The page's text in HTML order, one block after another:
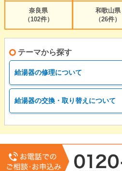
奈良県
（102件）
和歌山県
（26件）
テーマから探す
給湯器の修理について
給湯器の交換・取り替えについて